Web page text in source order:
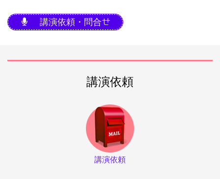
講演依頼・問合せ
講演依頼
講演依頼